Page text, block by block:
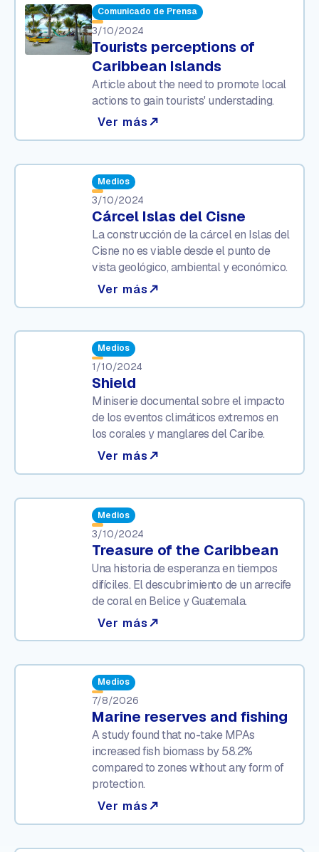
Comunicado de Prensa
3/10/2024
Tourists perceptions of
Caribbean Islands
Article about the need to promote local
actions to gain tourists' understading.
Ver más north_east
Medios
3/10/2024
Cárcel Islas del Cisne
La construcción de la cárcel en Islas del
Cisne no es viable desde el punto de
vista geológico, ambiental y económico.
Ver más north_east
Medios
1/10/2024
Shield
Miniserie documental sobre el impacto
de los eventos climáticos extremos en
los corales y manglares del Caribe.
Ver más north_east
Medios
3/10/2024
Treasure of the Caribbean
Una historia de esperanza en tiempos
difíciles. El descubrimiento de un arrecife
de coral en Belice y Guatemala.
Ver más north_east
Medios
7/8/2026
Marine reserves and fishing
A study found that no-take MPAs
increased fish biomass by 58.2%
compared to zones without any form of
protection.
Ver más north_east